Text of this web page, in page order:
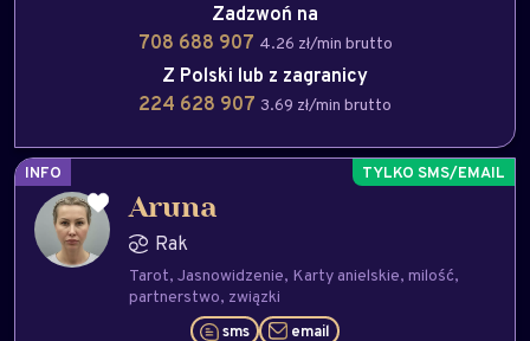
Zadzwoń na
708 688 907 4.26 zł/min brutto
Z Polski lub z zagranicy
224 628 907 3.69 zł/min brutto
INFO
Aruna
Rak
Tarot Jasnowidzenie Karty anielskie milość
partnerstwo związki
sms email